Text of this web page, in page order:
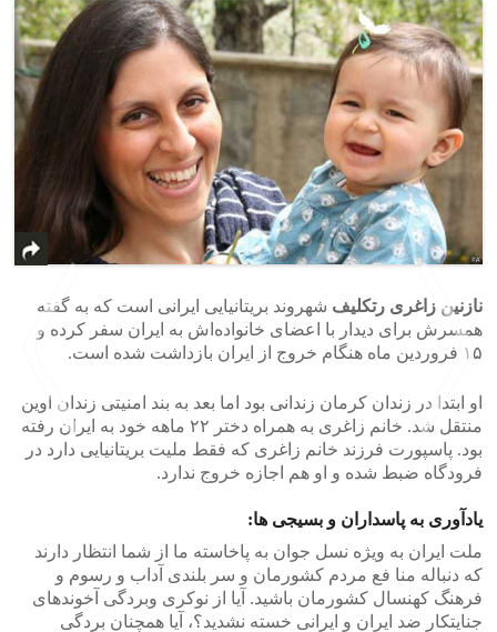
نازنین زاغری رتکلیف شهروند بریتانیایی ایرانی است که به گفته
همسرش برای دیدار با اعضای خانواده‌اش به ایران سفر کرده و
۱۵ فروردین ماه هنگام خروج از ایران بازداشت شده است.
او ابتدا در زندان کرمان زندانی بود اما بعد به بند امنیتی زندان اوین
منتقل شد. خانم زاغری به همراه دختر ۲۲ ماهه خود به ایران رفته
بود. پاسپورت فرزند خانم زاغری که فقط ملیت بریتانیایی دارد در
فرودگاه ضبط شده و او هم اجازه خروج ندارد.
یادآوری به پاسداران و بسیجی ها:
ملت ایران به ویژه نسل جوان به پاخاسته ما از شما انتظار دارند
که دنباله منا فع مردم کشورمان و سر بلندی آداب و رسوم و
فرهنگ کهنسال کشورمان باشید. آیا از نوکری وبردگی آخوندهای
جنایتکار ضد ایران و ایرانی خسته نشدید؟، آیا همچنان بردگی
<